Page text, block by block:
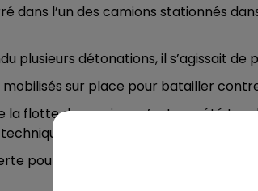
OF DE LA FAMILLE
FM
dans l’un des camions stationnés
plusieurs détonations, il s’agissait de
sur place pour batailler
la flotte de camions n’ont pas été
durant plusieurs jours.
pour connaître l’origine de cet